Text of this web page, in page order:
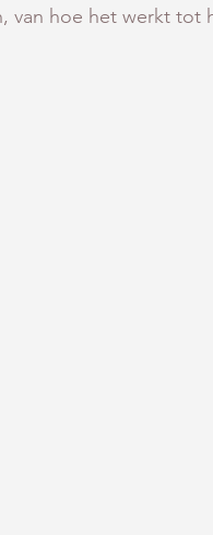
van hoe het werkt tot